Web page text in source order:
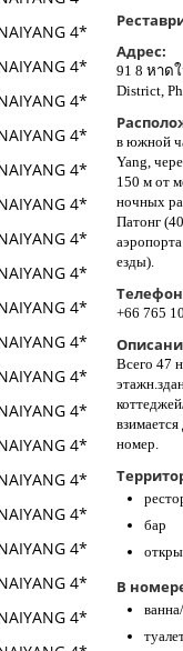
Адрес:
91 8 หาด
District,
в южной
Yang,
150 м от
ночных
Патонг
езды).
+66 765
Всего 47
номер.
бар
В